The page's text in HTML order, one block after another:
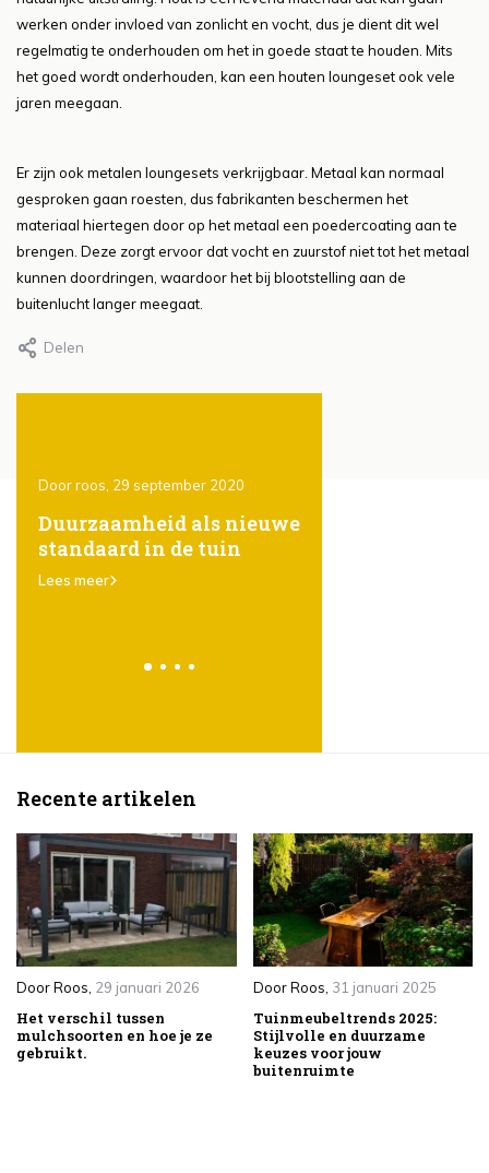
werken onder invloed van zonlicht en vocht, dus je dient dit wel
regelmatig te onderhouden om het in goede staat te houden. Mits
het goed wordt onderhouden, kan een houten loungeset ook vele
jaren meegaan.
Er zijn ook metalen loungesets verkrijgbaar. Metaal kan normaal
gesproken gaan roesten, dus fabrikanten beschermen het
materiaal hiertegen door op het metaal een poedercoating aan te
brengen. Deze zorgt ervoor dat vocht en zuurstof niet tot het metaal
kunnen doordringen, waardoor het bij blootstelling aan de
buitenlucht langer meegaat.
Delen
Door roos, 29 september 2020
Duurzaamheid als nieuwe
standaard in de tuin
Lees meer
Recente artikelen
DoorRoos, 29 januari 2026
Het verschil tussen
mulchsoorten en hoe je ze
gebruikt.
DoorRoos, 31 januari 2025
Tuinmeubeltrends 2025:
Stijlvolle en duurzame
keuzes voor jouw
buitenruimte